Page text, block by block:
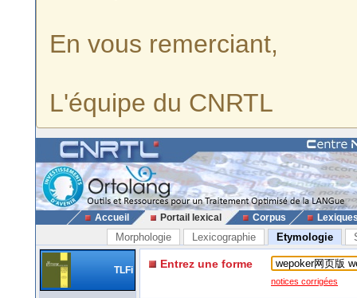
En vous remerciant,
L'équipe du CNRTL
Accueil Portail lexical Corpus
Morphologie Lexicographie Etymologie
TLFi Entrez une forme
notices corrigées